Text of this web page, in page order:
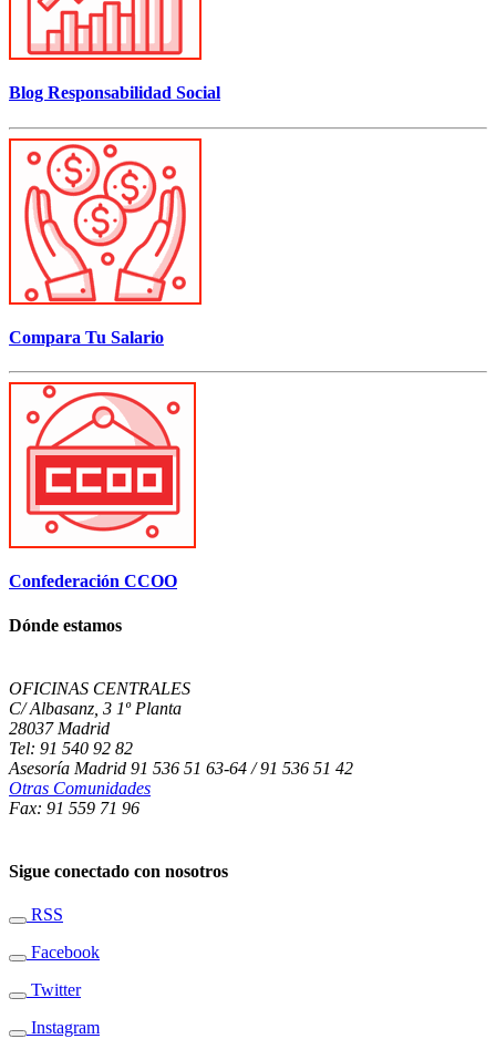
Blog Responsabilidad Social
Compara Tu Salario
Confederación CCOO
Dónde estamos
OFICINAS CENTRALES
C/ Albasanz, 3 1º Planta
28037 Madrid
Tel: 91 540 92 82
Asesoría Madrid 91 536 51 63-64 / 91 536 51 42
Otras Comunidades
Fax: 91 559 71 96
Sigue conectado con nosotros
RSS
Facebook
Twitter
Instagram